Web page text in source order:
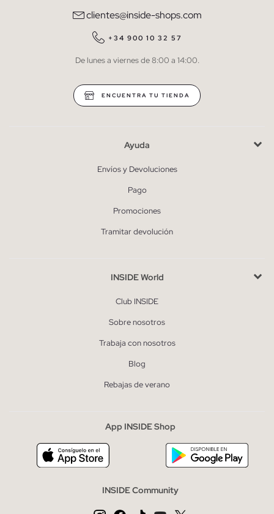
QUIERO SUSCRIBIRME
* Puedes cancelar la suscripción en cualquier momento.
clientes@inside-shops.com
+34 900 10 32 57
De lunes a viernes de 8:00 a 14:00.
ENCUENTRA TU TIENDA
Ayuda
Envíos y Devoluciones
Pago
Promociones
Tramitar devolución
INSIDE World
Club INSIDE
Sobre nosotros
Trabaja con nosotros
Blog
Rebajas de verano
App INSIDE Shop
INSIDE Community